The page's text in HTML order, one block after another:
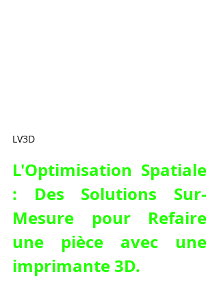
LV3D
L'Optimisation Spatiale
: Des Solutions Sur-
Mesure pour Refaire
une pièce avec une
imprimante 3D.